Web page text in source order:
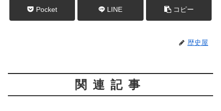
Pocket LINE コピー
歴史屋
関連記事